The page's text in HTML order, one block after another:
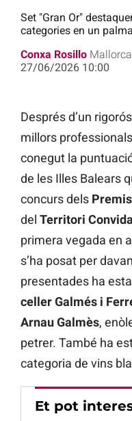
Set "Gran Or"
categories en un
Conxa Rosillo Mallorca
27/06/2026 10:00
Després d’un
millors
conegut la
de les Illes Balears
concurs dels
del Territori
primera vegada en
s’ha posat per
presentades ha
celler Galmés i
Arnau Galmès,
petrer. També ha
categoria de vins
Et pot